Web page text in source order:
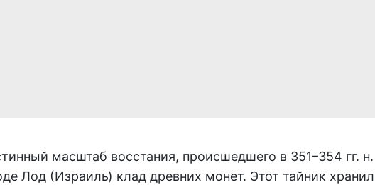
масштаб восстания, происшедшего в 351–354 гг. н.
Лод (Израиль) клад древних монет. Этот тайник хранил